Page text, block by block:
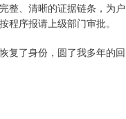
整、清晰的证据链条，为户
序报请上级部门审批。
复了身份，圆了我多年的回